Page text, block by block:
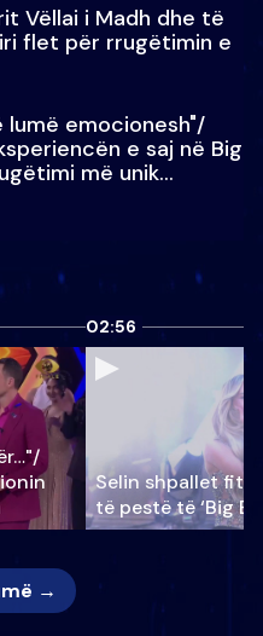
Vëllai i Madh dhe të
flet për rrugëtimin e
lumë emocionesh"/
e saj në Big
më unik…
02:56
Selin shpallet
të pestë të ‘Big
→